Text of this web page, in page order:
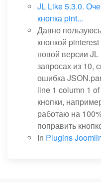
JL Like 5.3.0.
кнопка pint...
Давно
кнопкой
новой версии
запросах из 10,
ошибка
line 1 column 1
кнопки,
работаю на
поправить
In Plugins